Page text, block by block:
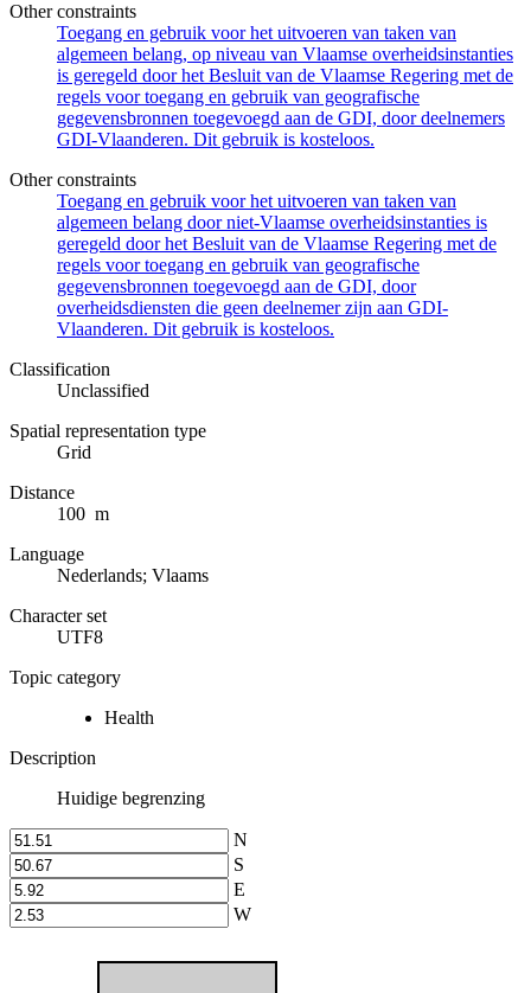
Other constraints
Toegang en gebruik voor het uitvoeren van taken van
algemeen belang, op niveau van Vlaamse overheidsinstanties
is geregeld door het Besluit van de Vlaamse Regering met de
regels voor toegang en gebruik van geografische
gegevensbronnen toegevoegd aan de GDI, door deelnemers
GDI-Vlaanderen. Dit gebruik is kosteloos.
Other constraints
Toegang en gebruik voor het uitvoeren van taken van
algemeen belang door niet-Vlaamse overheidsinstanties is
geregeld door het Besluit van de Vlaamse Regering met de
regels voor toegang en gebruik van geografische
gegevensbronnen toegevoegd aan de GDI, door
overheidsdiensten die geen deelnemer zijn aan GDI-
Vlaanderen. Dit gebruik is kosteloos.
Classification
Unclassified
Spatial representation type
Grid
Distance
100 m
Language
Nederlands; Vlaams
Character set
UTF8
Topic category
Health
Description
Huidige begrenzing
N
S
E
W